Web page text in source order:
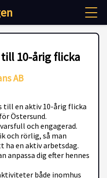
10-årig flicka
AB
till en aktiv 10-årig flicka
Östersund.
och engagerad.
och rörlig, så man
ha en aktiv arbetsdag.
anpassa dig efter hennes
både inomhus